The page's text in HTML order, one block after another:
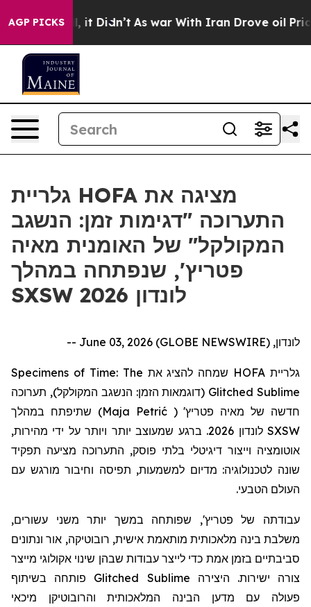
AGP PICKS
Well, it Didn’t As war With Iran Drove oil
גלריית HOFA מציגה את
התערוכה "דגימות זמן: הנשגב
המקולקל" של האומנית מאיה
פטריץ', שנפתחה במהלך
SXSW לונדון 2026
לונדון, June 03, 2026 (GLOBE NEWSWIRE) --
גלריית HOFA שמחה להציג את Specimens of Time: The
Glitched Sublime (דוגמאות הזמן: הנשגב המקולקל), תערוכה
חדשה של מאיה פטריץ'
(
Maja Petrić
) שתיפתח במהלך
SXSW
לונדון 2026. ברגע שמעוצב יותר ויותר על ידי מהירות,
אוטומציה וייצור דיגיטלי בלתי פוסק, התערוכה מציעה תפקיד
שונה לטכנולוגיה: מדיום למשמעות, תפיסה וחיבור מורגש עם
העולם הטבעי.
עבודתה של פטריץ', שפותחה במשך יותר משני עשורים,
משלבת בינה מלאכותית מותאמת אישית, רובוטיקה, אור ונתונים
סביבתיים בזמן אמת כדי לייצר עבודות שבהן שינוי אקולוגי מייצר
צורה ישירות. היצירה Glitched Sublime פותחה בשיתוף
פעולה עם מדען הבינה המלאכותית והרובוטיקן
מיכאי